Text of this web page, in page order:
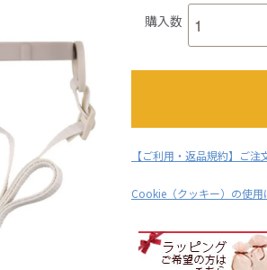
購入数
【ご利用・返品規約】ご注
Cookie（クッキー）の使用